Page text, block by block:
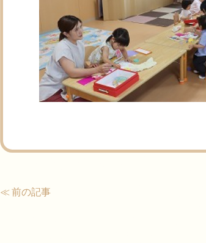
≪ 前の記事